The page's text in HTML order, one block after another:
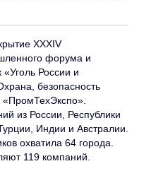
XXXIV
форума и
России и
безопасность
«ПромТехЭкспо».
из России, Республики
Индии и Австралии.
охватила 64 города.
119 компаний.